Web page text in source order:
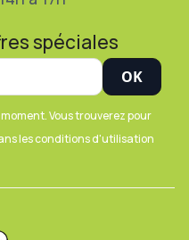
spéciales
Vous trouverez pour
les conditions d'utilisation